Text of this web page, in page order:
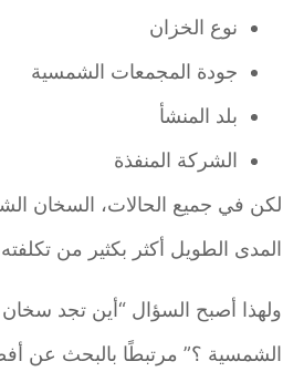
نوع الخزان
جودة المجمعات الشمسية
بلد المنشأ
الشركة المنفذة
لكن في جميع الحالات، السخان
المدى الطويل أكثر بكثير من تكلفته
ولهذا أصبح السؤال “أين تجد سخان
الشمسية ؟” مرتبطًا بالبحث عن